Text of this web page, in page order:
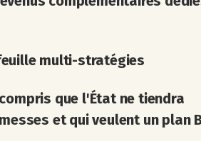
multi-stratégies
que l'État ne tiendra
et qui veulent un plan